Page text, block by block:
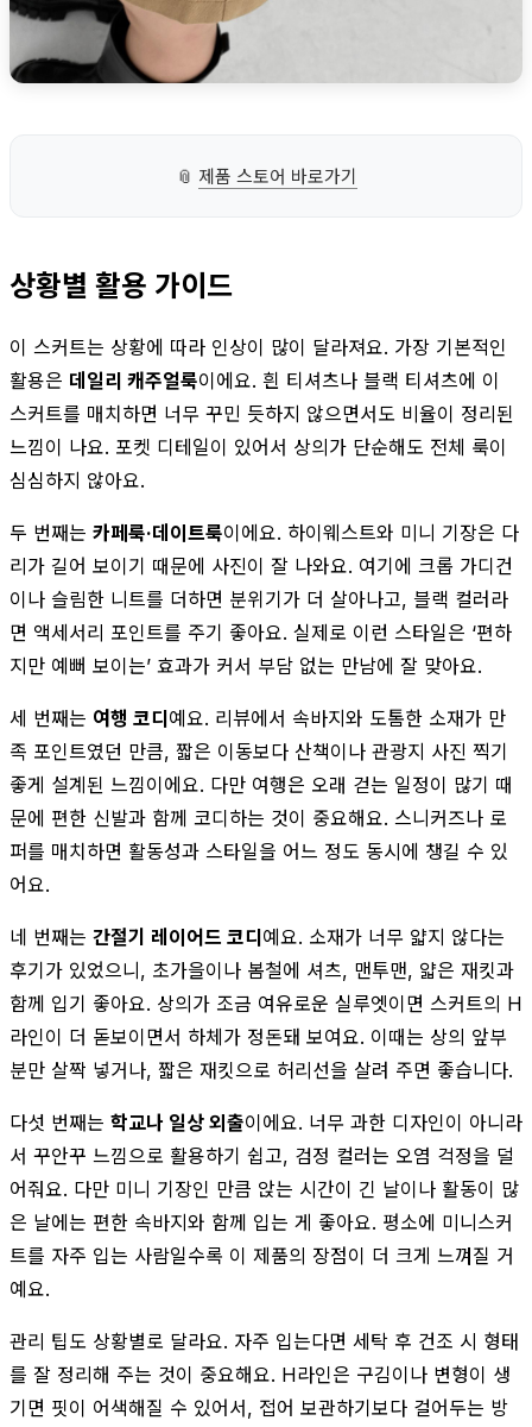
📎 제품 스토어 바로가기
상황별 활용 가이드
이 스커트는 상황에 따라 인상이 많이 달라져요. 가장 기본적인
활용은 데일리 캐주얼룩이에요. 흰 티셔츠나 블랙 티셔츠에 이
스커트를 매치하면 너무 꾸민 듯하지 않으면서도 비율이 정리된
느낌이 나요. 포켓 디테일이 있어서 상의가 단순해도 전체 룩이
심심하지 않아요.
두 번째는 카페룩·데이트룩이에요. 하이웨스트와 미니 기장은 다
리가 길어 보이기 때문에 사진이 잘 나와요. 여기에 크롭 가디건
이나 슬림한 니트를 더하면 분위기가 더 살아나고, 블랙 컬러라
면 액세서리 포인트를 주기 좋아요. 실제로 이런 스타일은 ‘편하
지만 예뻐 보이는’ 효과가 커서 부담 없는 만남에 잘 맞아요.
세 번째는 여행 코디예요. 리뷰에서 속바지와 도톰한 소재가 만
족 포인트였던 만큼, 짧은 이동보다 산책이나 관광지 사진 찍기
좋게 설계된 느낌이에요. 다만 여행은 오래 걷는 일정이 많기 때
문에 편한 신발과 함께 코디하는 것이 중요해요. 스니커즈나 로
퍼를 매치하면 활동성과 스타일을 어느 정도 동시에 챙길 수 있
어요.
네 번째는 간절기 레이어드 코디예요. 소재가 너무 얇지 않다는
후기가 있었으니, 초가을이나 봄철에 셔츠, 맨투맨, 얇은 재킷과
함께 입기 좋아요. 상의가 조금 여유로운 실루엣이면 스커트의 H
라인이 더 돋보이면서 하체가 정돈돼 보여요. 이때는 상의 앞부
분만 살짝 넣거나, 짧은 재킷으로 허리선을 살려 주면 좋습니다.
다섯 번째는 학교나 일상 외출이에요. 너무 과한 디자인이 아니라
서 꾸안꾸 느낌으로 활용하기 쉽고, 검정 컬러는 오염 걱정을 덜
어줘요. 다만 미니 기장인 만큼 앉는 시간이 긴 날이나 활동이 많
은 날에는 편한 속바지와 함께 입는 게 좋아요. 평소에 미니스커
트를 자주 입는 사람일수록 이 제품의 장점이 더 크게 느껴질 거
예요.
관리 팁도 상황별로 달라요. 자주 입는다면 세탁 후 건조 시 형태
를 잘 정리해 주는 것이 중요해요. H라인은 구김이나 변형이 생
기면 핏이 어색해질 수 있어서, 접어 보관하기보다 걸어두는 방